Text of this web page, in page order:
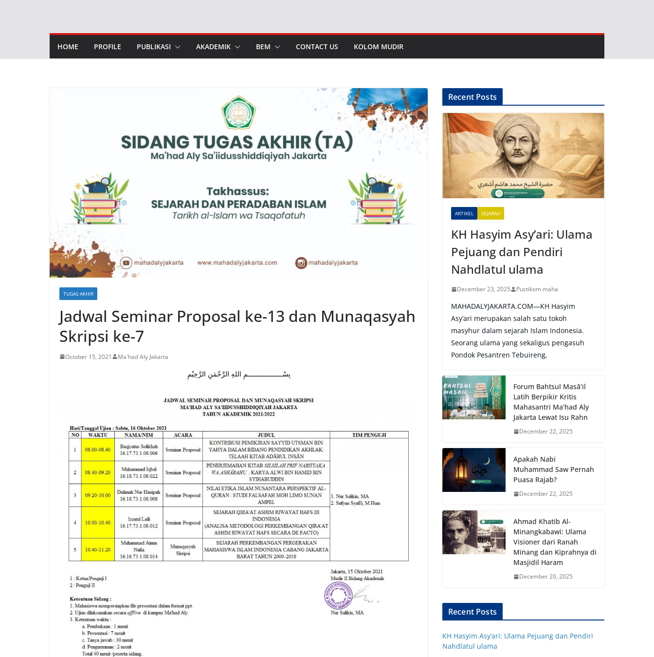
HOME PROFILE PUBLIKASI AKADEMIK BEM CONTACT US KOLOM MUDIR
TUGAS AKHIR
Jadwal Seminar Proposal ke-13 dan Munaqasyah
Skripsi ke-7
October 15, 2021 Ma'had Aly Jakarta
بِسْــــــــــــــــــمِ اللهِ الرَّحْمَنِ الرَّحِيْمِ
Recent Posts
ARTIKEL SEJARAH
KH Hasyim Asy’ari: Ulama
Pejuang dan Pendiri
Nahdlatul ulama
December 23, 2025 Pustikom maha
MAHADALYJAKARTA.COM—KH Hasyim
Asy’ari merupakan salah satu tokoh
masyhur dalam sejarah Islam Indonesia.
Seorang ulama yang sekaligus pengasuh
Pondok Pesantren Tebuireng,
Forum Bahtsul Masā’il
Latih Berpikir Kritis
Mahasantri Ma’had Aly
Jakarta Lewat Isu Rahn
December 22, 2025
Apakah Nabi
Muhammad Saw Pernah
Puasa Rajab?
December 22, 2025
Ahmad Khatib Al-
Minangkabawi: Ulama
Visioner dari Ranah
Minang dan Kiprahnya di
Masjidil Haram
December 20, 2025
Recent Posts
KH Hasyim Asy’ari: Ulama Pejuang dan Pendiri
Nahdlatul ulama